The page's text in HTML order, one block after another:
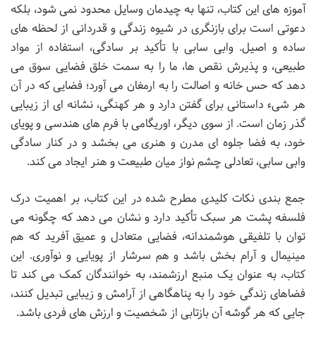
آموزه های این کتاب، تنها به چیدمان وسایل محدود نمی شود، بلکه
دعوتی است برای بازنگری در شیوه زندگی و قدردانی از لحظه های
ساده و اصیل. وابی سابی با تأکید بر سادگی، استفاده از مواد
طبیعی، و پذیرش نقص ها، ما را به سمت خلق فضایی سوق می
دهد که حس خانه و اصالت را به ارمغان می آورد؛ فضایی که در آن
هر شیء داستانی برای گفتن دارد و هر کهنگی، نشانه ای از زیبایی
گذر زمان است. از سوی دیگر، اوریگامی با فرم های هندسی و پویای
خود، به فضا جلوه ای مدرن و هنری می بخشد و در کنار سادگی
وابی سابی، تعادلی چشم نواز میان طبیعت و هنر ایجاد می کند.
جمع بندی نکات کلیدی مطرح شده در این کتاب، بر اهمیت درک
فلسفه پشت هر سبک تأکید دارد و نشان می دهد که چگونه می
توان با تلفیقی هوشمندانه، فضایی متعادل و عمیق آفرید که هم
مینیمال و آرام بخش باشد و هم سرشار از پویایی و نوآوری. این
کتاب، به عنوان یک منبع ارزشمند، به خوانندگان کمک می کند تا
فضاهای زندگی خود را به پناهگاهی از آرامش و زیبایی تبدیل کنند،
جایی که هر گوشه آن بازتابی از شخصیت و ارزش های فردی باشد.